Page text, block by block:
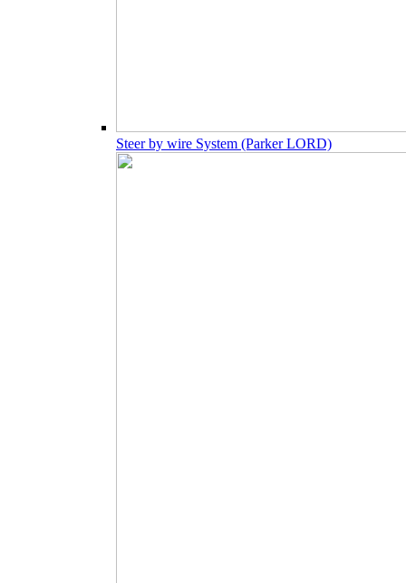
Steer by wire System (Parker LORD)